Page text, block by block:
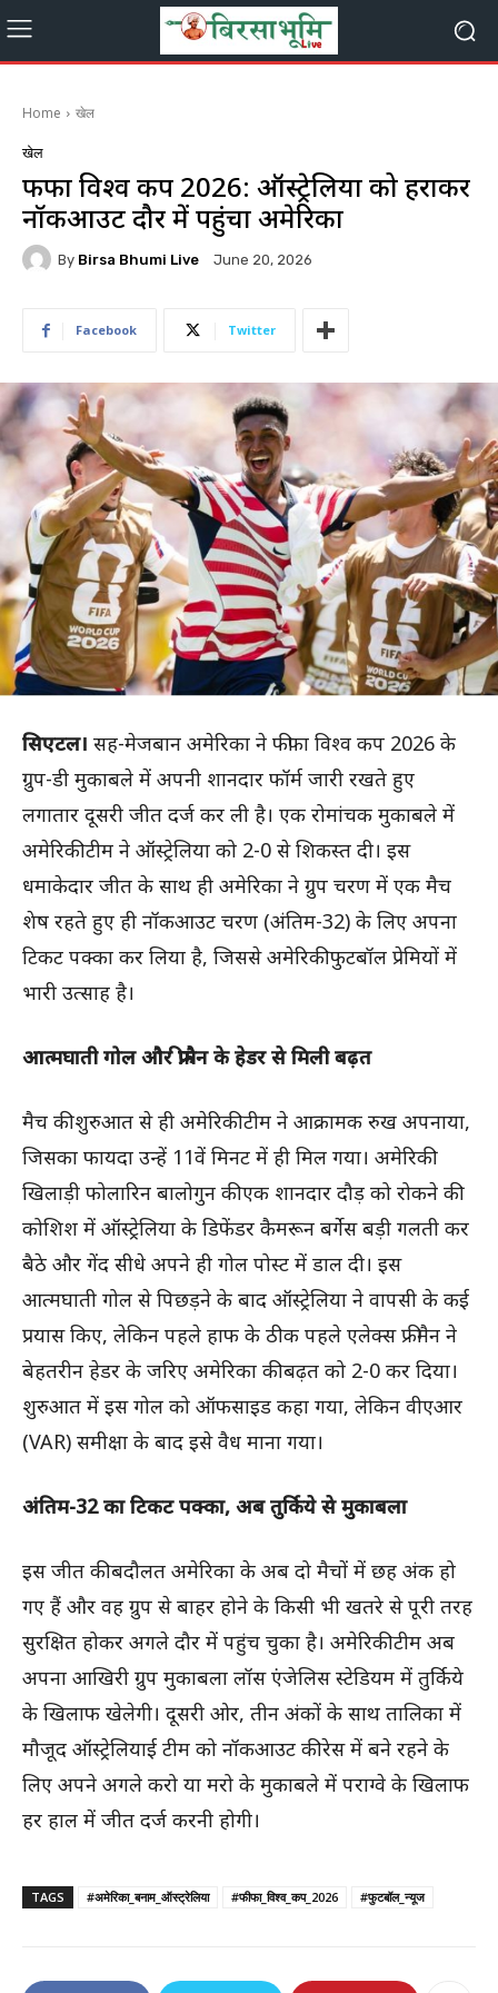
Home खेल
खेल
फीफा विश्व कप 2026: ऑस्ट्रेलिया को हराकर
नॉकआउट दौर में पहुंचा अमेरिका
By Birsa Bhumi Live June 20, 2026
Facebook Twitter
सिएटल। सह-मेजबान अमेरिका ने फीफा विश्व कप 2026 के
ग्रुप-डी मुकाबले में अपनी शानदार फॉर्म जारी रखते हुए
लगातार दूसरी जीत दर्ज कर ली है। एक रोमांचक मुकाबले में
अमेरिकी टीम ने ऑस्ट्रेलिया को 2-0 से शिकस्त दी। इस
धमाकेदार जीत के साथ ही अमेरिका ने ग्रुप चरण में एक मैच
शेष रहते हुए ही नॉकआउट चरण (अंतिम-32) के लिए अपना
टिकट पक्का कर लिया है, जिससे अमेरिकी फुटबॉल प्रेमियों में
भारी उत्साह है।
आत्मघाती गोल और फ्रीमैन के हेडर से मिली बढ़त
मैच की शुरुआत से ही अमेरिकी टीम ने आक्रामक रुख अपनाया,
जिसका फायदा उन्हें 11वें मिनट में ही मिल गया। अमेरिकी
खिलाड़ी फोलारिन बालोगुन की एक शानदार दौड़ को रोकने की
कोशिश में ऑस्ट्रेलिया के डिफेंडर कैमरून बर्गेस बड़ी गलती कर
बैठे और गेंद सीधे अपने ही गोल पोस्ट में डाल दी। इस
आत्मघाती गोल से पिछड़ने के बाद ऑस्ट्रेलिया ने वापसी के कई
प्रयास किए, लेकिन पहले हाफ के ठीक पहले एलेक्स फ्रीमैन ने
बेहतरीन हेडर के जरिए अमेरिका की बढ़त को 2-0 कर दिया।
शुरुआत में इस गोल को ऑफसाइड कहा गया, लेकिन वीएआर
(VAR) समीक्षा के बाद इसे वैध माना गया।
अंतिम-32 का टिकट पक्का, अब तुर्किये से मुकाबला
इस जीत की बदौलत अमेरिका के अब दो मैचों में छह अंक हो
गए हैं और वह ग्रुप से बाहर होने के किसी भी खतरे से पूरी तरह
सुरक्षित होकर अगले दौर में पहुंच चुका है। अमेरिकी टीम अब
अपना आखिरी ग्रुप मुकाबला लॉस एंजेलिस स्टेडियम में तुर्किये
के खिलाफ खेलेगी। दूसरी ओर, तीन अंकों के साथ तालिका में
मौजूद ऑस्ट्रेलियाई टीम को नॉकआउट की रेस में बने रहने के
लिए अपने अगले करो या मरो के मुकाबले में पराग्वे के खिलाफ
हर हाल में जीत दर्ज करनी होगी।
TAGS #अमेरिका_बनाम_ऑस्ट्रेलिया #फीफा_विश्व_कप_2026 #फुटबॉल_न्यूज